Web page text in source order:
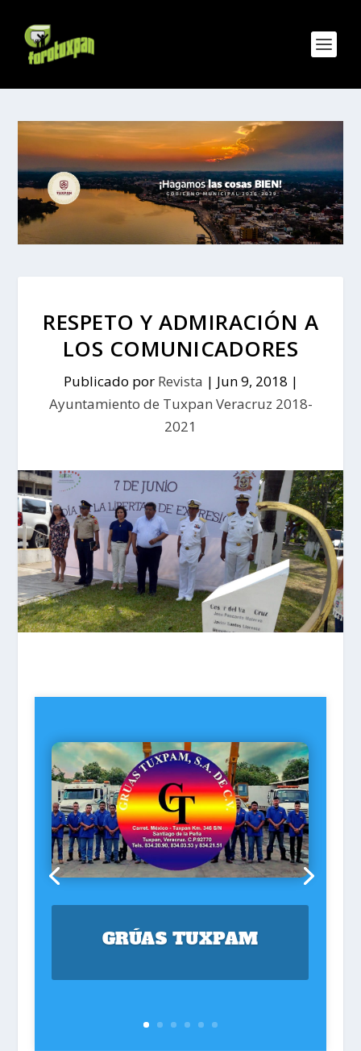
RESPETO Y ADMIRACIÓN A
LOS COMUNICADORES
Publicado por Revista | Jun 9, 2018 |
Ayuntamiento de Tuxpan Veracruz 2018-
2021
GRÚAS TUXPAM